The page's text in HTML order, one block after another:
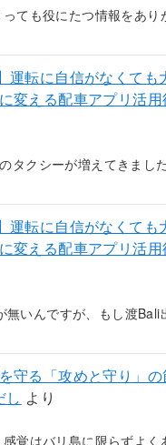
ても役にたつ情報をあり
運転に自信がなくても
変える配車アプリ活用
タクシーが増えてきまし
運転に自信がなくても
変える配車アプリ活用
無いんですが、もし渡Bali
守る「攻めと守り」の
し より
覚はバリ島に限らずよく